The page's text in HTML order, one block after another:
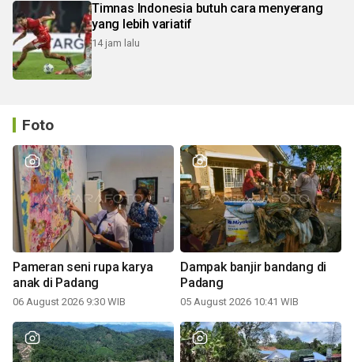
Timnas Indonesia butuh cara menyerang
yang lebih variatif
14 jam lalu
Foto
Pameran seni rupa karya
anak di Padang
06 August 2026 9:30 WIB
Dampak banjir bandang di
Padang
05 August 2026 10:41 WIB